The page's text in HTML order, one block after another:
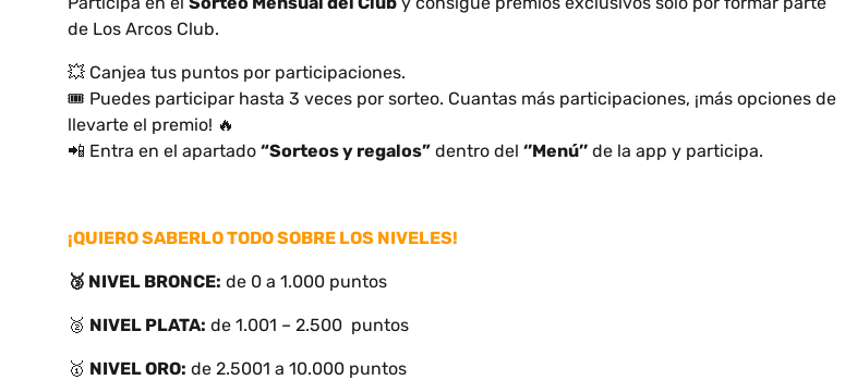
de Los Arcos Club.
💥 Canjea tus puntos por participaciones.
🎟️ Puedes participar hasta 3 veces por sorteo. Cuantas más participaciones, ¡más opciones de
llevarte el premio! 🔥
📲 Entra en el apartado “Sorteos y regalos” dentro del ‘’Menú’’ de la app y participa.
¡QUIERO SABERLO TODO SOBRE LOS NIVELES!
🥉 NIVEL BRONCE: de 0 a 1.000 puntos
🥈 NIVEL PLATA: de 1.001 – 2.500 puntos
🥇 NIVEL ORO: de 2.5001 a 10.000 puntos